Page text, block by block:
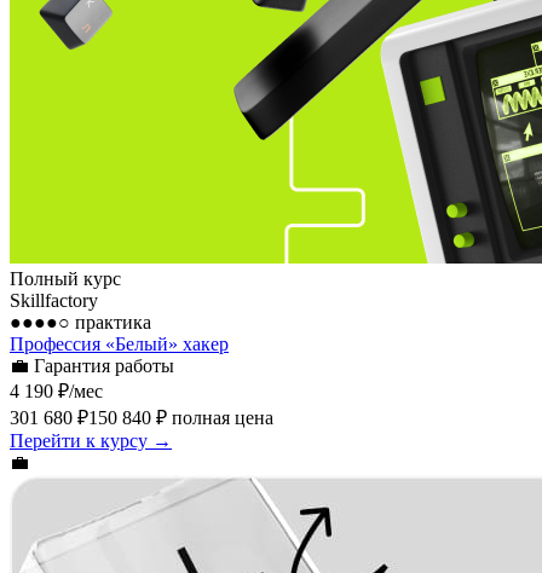
Полный курс
Skillfactory
●●●●○ практика
Профессия «Белый» хакер
💼 Гарантия работы
4 190 ₽/мес
301 680 ₽150 840 ₽ полная цена
Перейти к курсу →
💼